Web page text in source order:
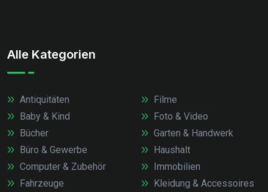
Alle Kategorien
Antiquitäten
Baby & Kind
Bücher
Büro & Gewerbe
Computer & Zubehör
Fahrzeuge
Filme
Foto & Video
Garten & Handwerk
Haushalt
Immobilien
Kleidung & Accessoires